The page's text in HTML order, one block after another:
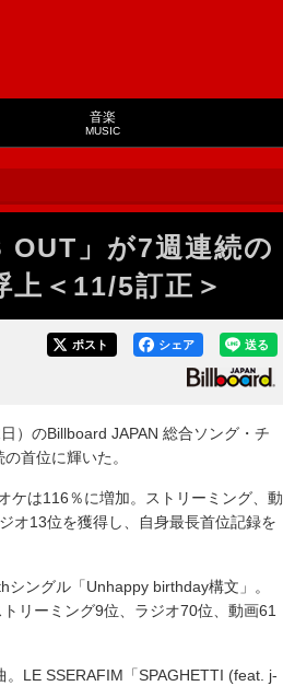
音楽
MUSIC
OUT」が7週連続の
＜11/5訂正＞
送る
シェア
ポスト
）のBillboard JAPAN 総合ソング・チ
首位に輝いた。
は116％に増加。ストリーミング、動
オ13位を獲得し、自身最長首位記録を
ングル「Unhappy birthday構文」。
リーミング9位、ラジオ70位、動画61
LE SSERAFIM「SPAGHETTI (feat. j-